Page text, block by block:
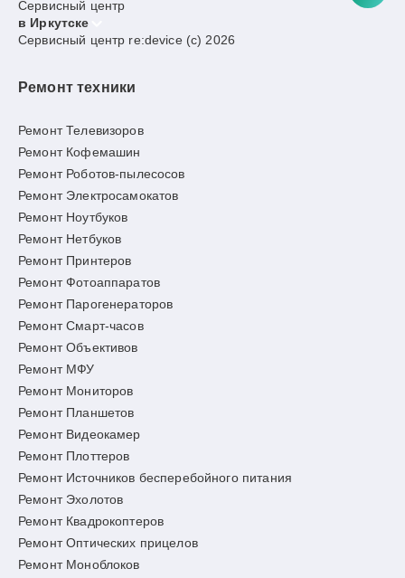
Сервисный центр
в Иркутске
Сервисный центр re:device (c) 2026
Ремонт техники
Ремонт Телевизоров
Ремонт Кофемашин
Ремонт Роботов-пылесосов
Ремонт Электросамокатов
Ремонт Ноутбуков
Ремонт Нетбуков
Ремонт Принтеров
Ремонт Фотоаппаратов
Ремонт Парогенераторов
Ремонт Смарт-часов
Ремонт Объективов
Ремонт МФУ
Ремонт Мониторов
Ремонт Планшетов
Ремонт Видеокамер
Ремонт Плоттеров
Ремонт Источников бесперебойного питания
Ремонт Эхолотов
Ремонт Квадрокоптеров
Ремонт Оптических прицелов
Ремонт Моноблоков